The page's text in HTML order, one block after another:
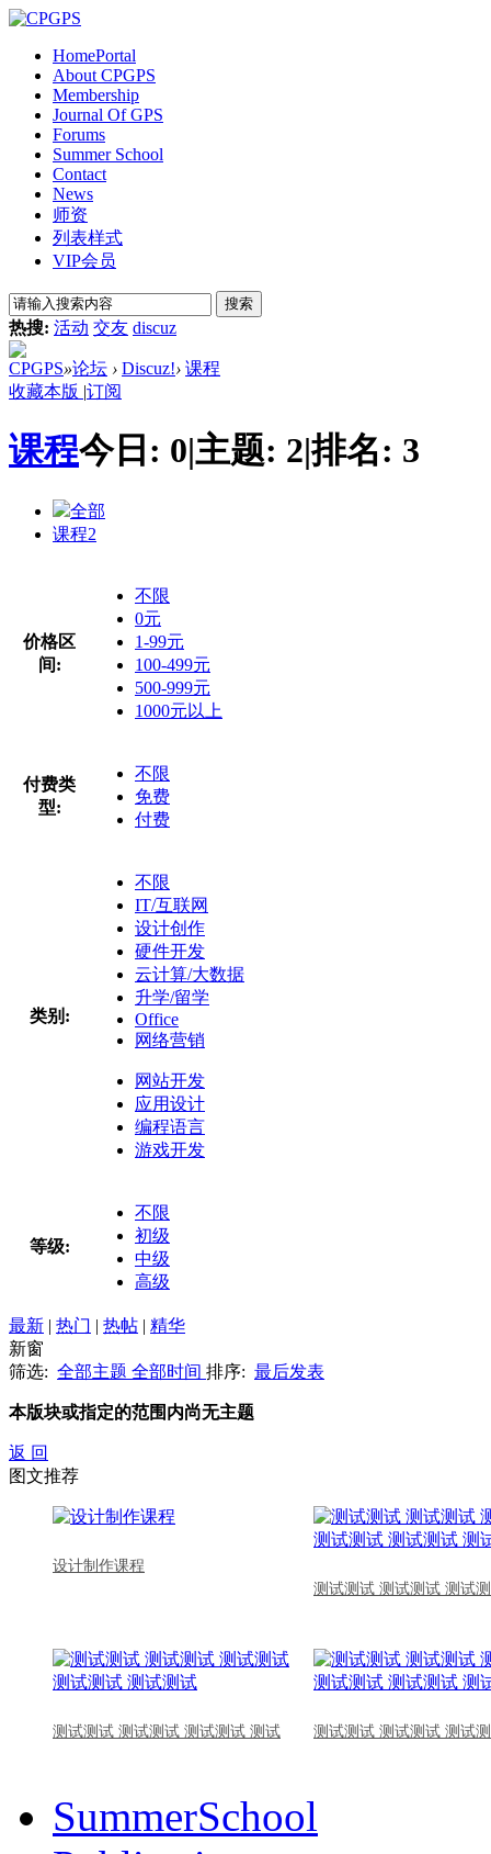
HomePortal
About CPGPS
Membership
Journal Of GPS
Forums
Summer School
Contact
News
师资
列表样式
VIP会员
搜索
热搜: 活动 交友 discuz
CPGPS»论坛 › Discuz!› 课程
收藏本版 |订阅
课程今日: 0|主题: 2|排名: 3
全部
课程2
价格区
间:
不限
0元
1-99元
100-499元
500-999元
1000元以上
付费类
型:
不限
免费
付费
类别:
不限
IT/互联网
设计创作
硬件开发
云计算/大数据
升学/留学
Office
网络营销
网站开发
应用设计
编程语言
游戏开发
等级:
不限
初级
中级
高级
最新 | 热门 | 热帖 | 精华
新窗
筛选: 全部主题 全部时间 排序: 最后发表
本版块或指定的范围内尚无主题
返 回
图文推荐
设计制作课程
测试测试 测试测试 测试
测试测试 测试测试 测试测试 测试 测试测试 测试测试 测试
SummerSchool